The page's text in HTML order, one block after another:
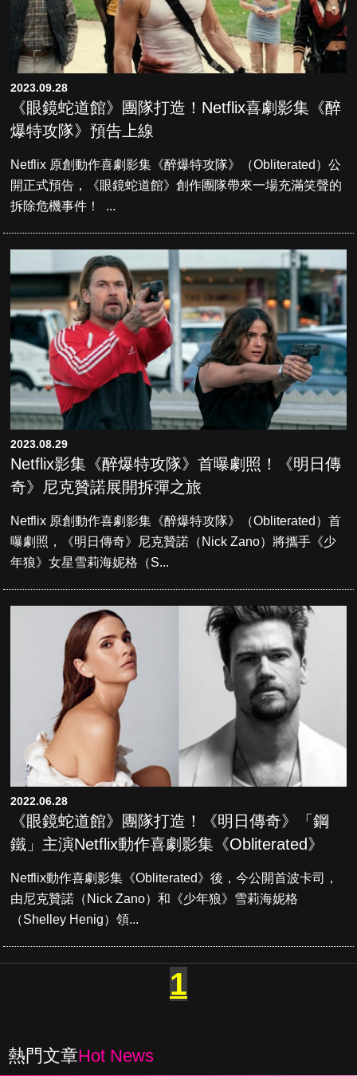
2023.09.28
《眼鏡蛇道館》團隊打造！Netflix喜劇影集《醉
爆特攻隊》預告上線
Netflix 原創動作喜劇影集《醉爆特攻隊》（Obliterated）公
開正式預告，《眼鏡蛇道館》創作團隊帶來一場充滿笑聲的
拆除危機事件！ ...
2023.08.29
Netflix影集《醉爆特攻隊》首曝劇照！《明日傳
奇》尼克贊諾展開拆彈之旅
Netflix 原創動作喜劇影集《醉爆特攻隊》（Obliterated）首
曝劇照，《明日傳奇》尼克贊諾（Nick Zano）將攜手《少
年狼》女星雪莉海妮格（S...
2022.06.28
《眼鏡蛇道館》團隊打造！《明日傳奇》「鋼
鐵」主演Netflix動作喜劇影集《Obliterated》
Netflix動作喜劇影集《Obliterated》後，今公開首波卡司，
由尼克贊諾（Nick Zano）和《少年狼》雪莉海妮格
（Shelley Henig）領...
1
熱門文章Hot News